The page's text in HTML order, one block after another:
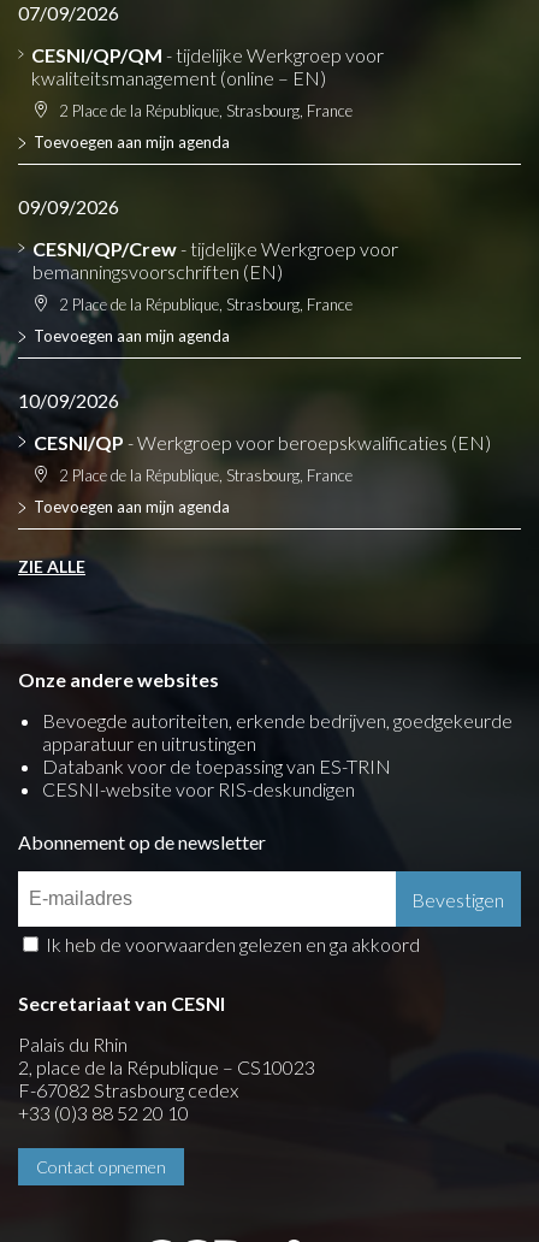
07/09/2026
CESNI/QP/QM - tijdelijke Werkgroep voor
kwaliteitsmanagement (online – EN)
2 Place de la République, Strasbourg, France
Toevoegen aan mijn agenda
09/09/2026
CESNI/QP/Crew- tijdelijke Werkgroep voor
bemanningsvoorschriften (EN)
2 Place de la République, Strasbourg, France
Toevoegen aan mijn agenda
10/09/2026
CESNI/QP - Werkgroep voor beroepskwalificaties (EN)
2 Place de la République, Strasbourg, France
Toevoegen aan mijn agenda
ZIE ALLE
Onze andere websites
Bevoegde autoriteiten, erkende bedrijven, goedgekeurde
apparatuur en uitrustingen
Databank voor de toepassing van ES-TRIN
CESNI-website voor RIS-deskundigen
Abonnement op de newsletter
Ik heb de voorwaarden gelezen en ga akkoord
Secretariaat van CESNI
Palais du Rhin
2, place de la République – CS10023
F-67082 Strasbourg cedex
+33 (0)3 88 52 20 10
Contact opnemen